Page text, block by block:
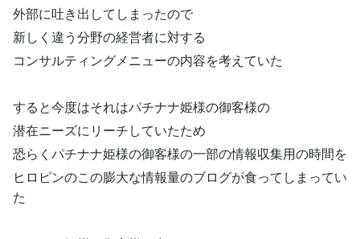
外部に吐き出してしまったので
新しく違う分野の経営者に対する
コンサルティングメニューの内容を考えていた
すると今度はそれはパチナナ姫様の御客様の
潜在ニーズにリーチしていたため
恐らくパチナナ姫様の御客様の一部の情報収集用の時間を
ヒロピンのこの膨大な情報量のブログが食ってしまってい
た